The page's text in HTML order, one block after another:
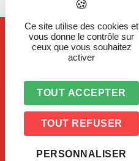
Ce site utilise des cookies et
vous donne le contrôle sur
ceux que vous souhaitez
activer
TOUT ACCEPTER
TOUT REFUSER
PERSONNALISER